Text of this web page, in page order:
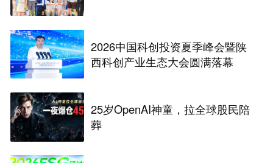
2026中国科创投资夏季峰会暨陕
西科创产业生态大会圆满落幕
25岁OpenAI神童，拉全球股民陪
葬